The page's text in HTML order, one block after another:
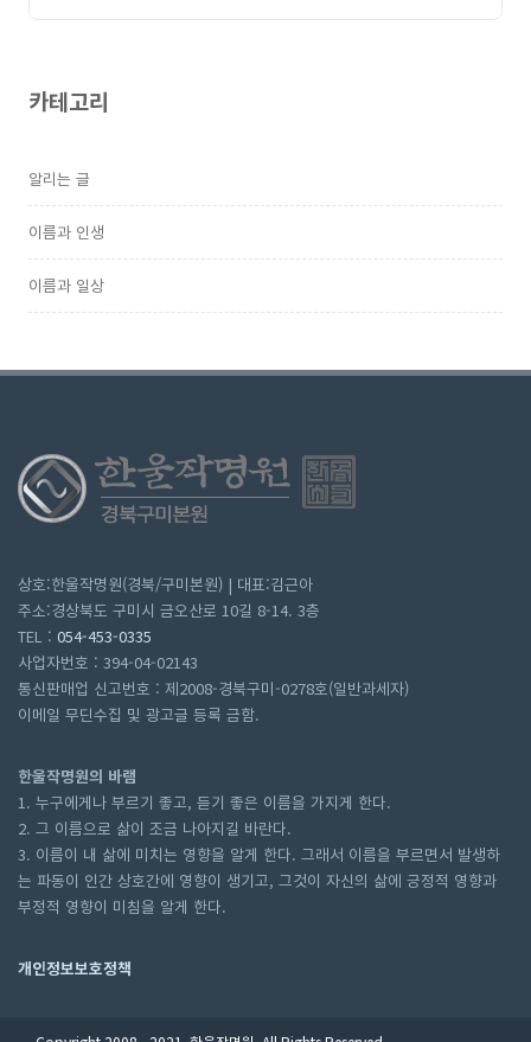
카테고리
알리는 글
이름과 인생
이름과 일상
상호:한울작명원(경북/구미본원) | 대표:김근아
주소:경상북도 구미시 금오산로 10길 8-14. 3층
TEL : 054-453-0335
사업자번호 : 394-04-02143
통신판매업 신고번호 : 제2008-경북구미-0278호(일반과세자)
이메일 무딘수집 및 광고글 등록 금함.
한울작명원의 바램
1. 누구에게나 부르기 좋고, 듣기 좋은 이름을 가지게 한다.
2. 그 이름으로 삶이 조금 나아지길 바란다.
3. 이름이 내 삶에 미치는 영향을 알게 한다. 그래서 이름을 부르면서 발생하
는 파동이 인간 상호간에 영향이 생기고, 그것이 자신의 삶에 긍정적 영향과
부정적 영향이 미침을 알게 한다.
개인정보보호정책